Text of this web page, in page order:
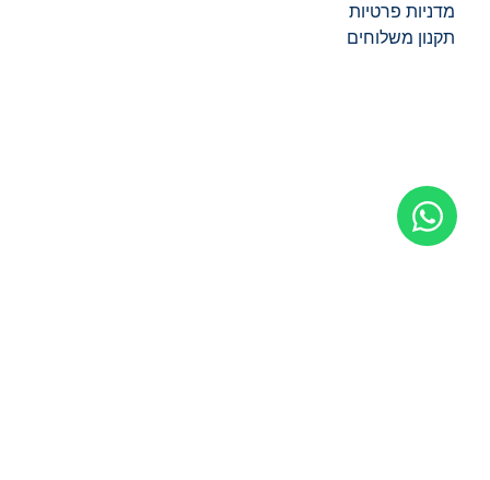
מדניות פרטיות
תקנון משלוחים